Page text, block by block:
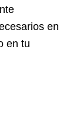
en
en tu